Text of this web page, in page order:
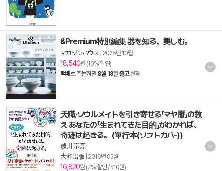
&Premium特別編集 器を知る、樂しむ。
マガジンハウス 2025년 10월
18,540원 (10% 할인)
택배로 주문하면 8월 18일 출고 변경
天職·ソウルメイトを引き寄せる「マヤ曆」の敎
え あなたの「生まれてきた目的」がわかれば、
奇迹は起きる。 (單行本(ソフトカバ-))
越川 宗亮
大和出版 2016년 06월
16,820원 (7% 할인 / 510원)